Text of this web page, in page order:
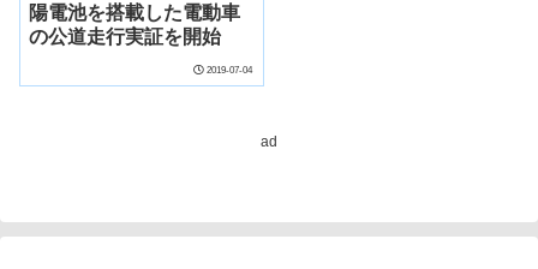
陽電池を搭載した電動車
の公道走行実証を開始
2019-07-04
ad